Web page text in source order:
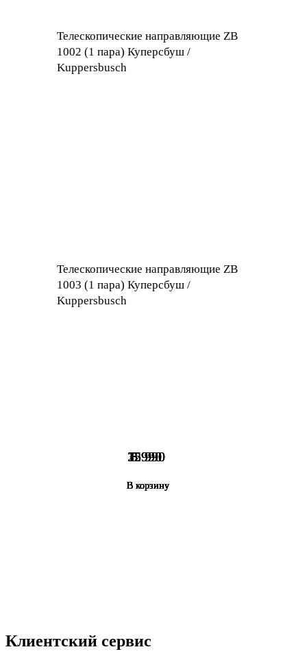
25 990
В корзину
32 990
В корзину
5 990
В корзину
5 990
В корзину
Телескопические направляющие ZB
1002 (1 пара) Куперсбуш /
Kuppersbusch
15 990
В корзину
Телескопические направляющие ZB
1003 (1 пара) Куперсбуш /
Kuppersbusch
8 990
В корзину
Клиентский сервис